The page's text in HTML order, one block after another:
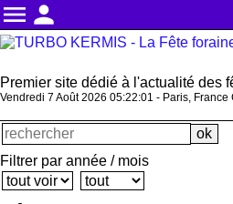
menu person
Premier site dédié à l'actualité des
Vendredi 7 Août 2026 05:22:01 - Paris, France
Filtrer par année / mois